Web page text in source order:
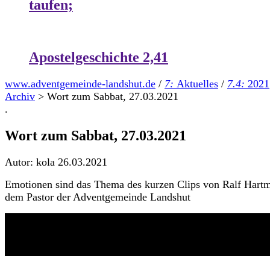
taufen;
Apostelgeschichte 2,41
www.adventgemeinde-landshut.de / 7: Aktuelles / 7.4: 2021
Archiv > Wort zum Sabbat, 27.03.2021
.
Wort zum Sabbat, 27.03.2021
Autor: kola 26.03.2021
Emotionen sind das Thema des kurzen Clips von Ralf
dem Pastor der Adventgemeinde Landshut